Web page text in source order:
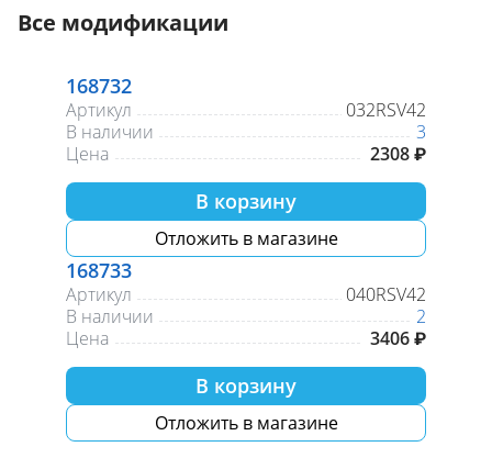
Все модификации
168732
Артикул
032RSV42
В наличии
3
Цена
2308 ₽
В корзину
Отложить в магазине
168733
Артикул
040RSV42
В наличии
2
Цена
3406 ₽
В корзину
Отложить в магазине